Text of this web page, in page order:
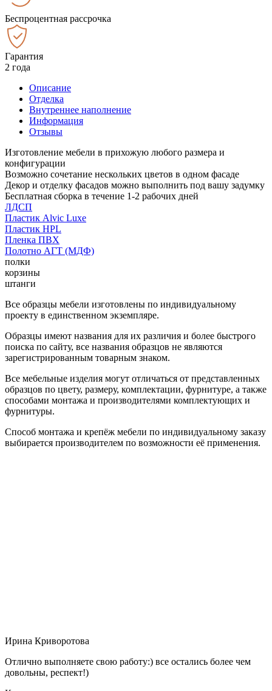
Беспроцентная рассрочка
Гарантия
2 года
Описание
Отделка
Внутреннее наполнение
Информация
Отзывы
Изготовление мебели в прихожую любого размера и
конфигурации
Возможно сочетание нескольких цветов в одном фасаде
Декор и отделку фасадов можно выполнить под вашу задумку
Бесплатная сборка в течение 1-2 рабочих дней
ЛДСП
Пластик Alvic Luxe
Пластик HPL
Пленка ПВХ
Полотно АГТ (МДФ)
полки
корзины
штанги
Все образцы мебели изготовлены по индивидуальному
проекту в единственном экземпляре.
Образцы имеют названия для их различия и более быстрого
поиска по сайту, все названия образцов не являются
зарегистрированным товарным знаком.
Все мебельные изделия могут отличаться от представленных
образцов по цвету, размеру, комплектации, фурнитуре, а также
способами монтажа и производителями комплектующих и
фурнитуры.
Способ монтажа и крепёж мебели по индивидуальному заказу
выбирается производителем по возможности её применения.
Ирина Криворотова
Отлично выполняете свою работу:) все остались более чем
довольны, респект!)